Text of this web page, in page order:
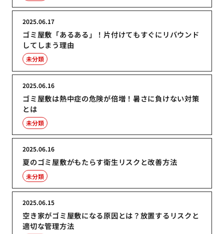
ゴミ屋敷「あるある」！片付けてもすぐにリバウンド
してしまう理由
2025.06.17
未分類
ゴミ屋敷は熱中症の危険が倍増！暑さに負けない対策
とは
2025.06.16
未分類
夏のゴミ屋敷がもたらす衛生リスクと改善方法
2025.06.16
未分類
空き家がゴミ屋敷になる原因とは？放置するリスクと
適切な管理方法
2025.06.15